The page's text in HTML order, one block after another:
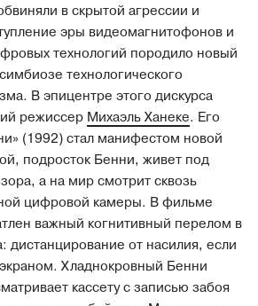
в скрытой агрессии и
эры видеомагнитофонов и
технологий породило новый
технологического
В эпицентре этого дискурса
режиссер Михаэль Ханеке. Его
(1992) стал манифестом новой
подросток Бенни, живет под
а на мир смотрит сквозь
цифровой камеры. В фильме
важный когнитивный перелом в
дистанцирование от насилия, если
Хладнокровный Бенни
кассету с записью забоя